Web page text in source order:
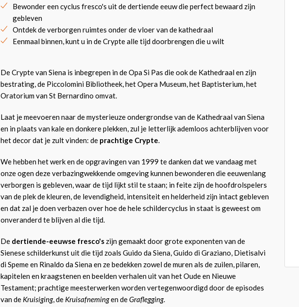
Bewonder een cyclus fresco's uit de dertiende eeuw die perfect bewaard zijn
gebleven
Ontdek de verborgen ruimtes onder de vloer van de kathedraal
Eenmaal binnen, kunt u in de Crypte alle tijd doorbrengen die u wilt
De Crypte van Siena is inbegrepen in de Opa Si Pas die ook de Kathedraal en zijn
bestrating, de Piccolomini Bibliotheek, het Opera Museum, het Baptisterium, het
Oratorium van St Bernardino omvat.
Laat je meevoeren naar de mysterieuze ondergrondse van de Kathedraal van Siena
en in plaats van kale en donkere plekken, zul je letterlijk ademloos achterblijven voor
het decor dat je zult vinden: de prachtige Crypte.
We hebben het werk en de opgravingen van 1999 te danken dat we vandaag met
onze ogen deze verbazingwekkende omgeving kunnen bewonderen die eeuwenlang
verborgen is gebleven, waar de tijd lijkt stil te staan; in feite zijn de hoofdrolspelers
van de plek de kleuren, de levendigheid, intensiteit en helderheid zijn intact gebleven
en dat zal je doen verbazen over hoe de hele schildercyclus in staat is geweest om
onveranderd te blijven al die tijd.
De dertiende-eeuwse fresco's zijn gemaakt door grote exponenten van de
Sienese schilderkunst uit die tijd zoals Guido da Siena, Guido di Graziano, Dietisalvi
di Speme en Rinaldo da Siena en ze bedekken zowel de muren als de zuilen, pilaren,
kapitelen en kraagstenen en beelden verhalen uit van het Oude en Nieuwe
Testament; prachtige meesterwerken worden vertegenwoordigd door de episodes
van de Kruisiging, de Kruisafnemingen deGraflegging.